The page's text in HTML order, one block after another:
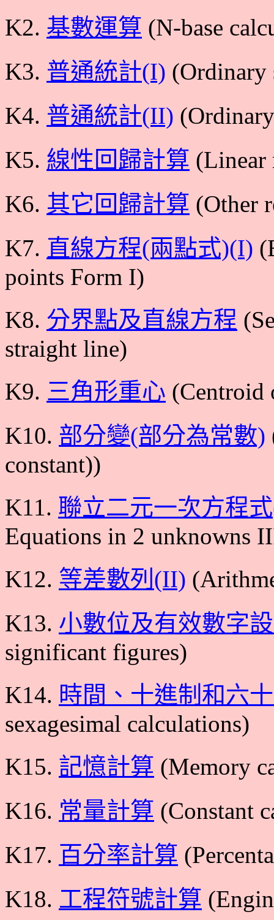
K2. 基數運算 (N-base
K3. 普通統計(I) (Ordinary
K4. 普通統計(II)
K5. 線性回歸計算 (Linear
K6. 其它回歸計算 (Other
K7. 直線方程(兩點式)(I)
points Form I)
K8. 分界點及直線方程
straight line)
K9. 三角形重心 (Centroid
K10. 部分變(部分為常數)
constant))
K11. 聯立二元一次方程
Equations in 2 unknowns
K12. 等差數列(II)
K13. 小數位及有效數字
significant figures)
K14. 時間、十進制和六
sexagesimal calculations)
K15. 記憶計算 (Memory
K16. 常量計算 (Constant
K17. 百分率計算
K18. 工程符號計算